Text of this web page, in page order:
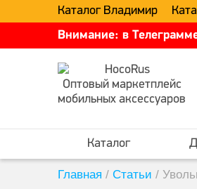
Каталог Владимир
Внимание: в
Оптовый маркетплейс
мобильных аксессуаров
Каталог
Главная / Статьи /